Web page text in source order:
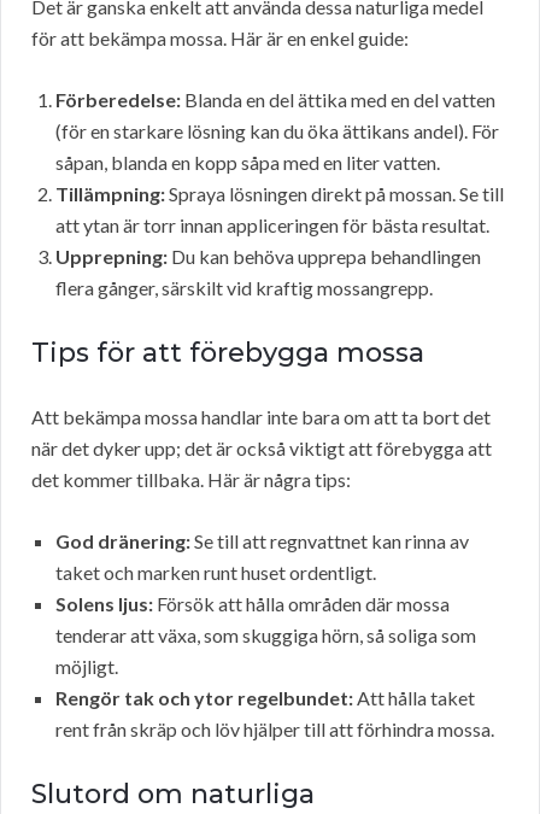
Det är ganska enkelt att använda dessa naturliga medel
för att bekämpa mossa. Här är en enkel guide:
Förberedelse: Blanda en del ättika med en del vatten
(för en starkare lösning kan du öka ättikans andel). För
såpan, blanda en kopp såpa med en liter vatten.
Tillämpning:Spraya lösningen direkt på mossan. Se till
att ytan är torr innan appliceringen för bästa resultat.
Upprepning: Du kan behöva upprepa behandlingen
flera gånger, särskilt vid kraftig mossangrepp.
Tips för att förebygga mossa
Att bekämpa mossa handlar inte bara om att ta bort det
när det dyker upp; det är också viktigt att förebygga att
det kommer tillbaka. Här är några tips:
God dränering:Se till att regnvattnet kan rinna av
taket och marken runt huset ordentligt.
Solens ljus: Försök att hålla områden där mossa
tenderar att växa, som skuggiga hörn, så soliga som
möjligt.
Rengör tak och ytor regelbundet:Att hålla taket
rent från skräp och löv hjälper till att förhindra mossa.
Slutord om naturliga